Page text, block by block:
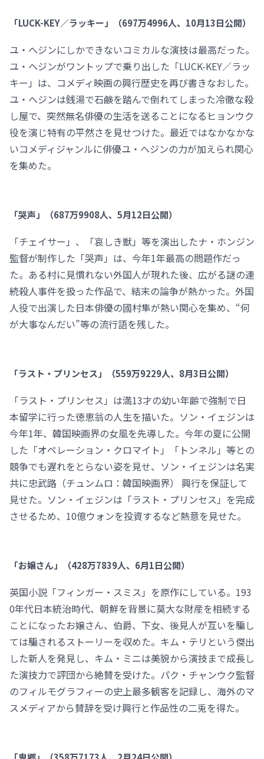
「LUCK-KEY／ラッキー」（697万4996人、10月13日公開）
ユ・ヘジンにしかできないコミカルな演技は最高だった。
ユ・ヘジンがワントップで乗り出した「LUCK-KEY／ラッ
キー」は、コメディ映画の興行歴史を再び書きなおした。
ユ・ヘジンは銭湯で石鹸を踏んで倒れてしまった冷徹な殺
し屋で、突然無名俳優の生活を送ることになるヒョンウク
役を演じ特有の平然さを見せつけた。最近ではなかなかな
いコメディジャンルに俳優ユ・ヘジンの力が加えられ関心
を集めた。
「哭声」（687万9908人、5月12日公開）
「チェイサー」、「哀しき獣」等を演出したナ・ホンジン
監督が制作した「哭声」は、今年1年最高の問題作だっ
た。ある村に見慣れない外国人が現れた後、広がる謎の連
続殺人事件を扱った作品で、結末の論争が熱かった。外国
人役で出演した日本俳優の國村隼が熱い関心を集め、“何
が大事なんだい”等の流行語を残した。
「ラスト・プリンセス」（559万9229人、8月3日公開）
「ラスト・プリンセス」は満13才の幼い年齢で強制で日
本留学に行った徳恵翁の人生を描いた。ソン・イェジンは
今年1年、韓国映画界の女風を先導した。今年の夏に公開
した「オペレーション・クロマイト」「トンネル」等との
競争でも遅れをとらない姿を見せ、ソン・イェジンは名実
共に忠武路（チュンムロ：韓国映画界） 興行を保証して
見せた。ソン・イェジンは「ラスト・プリンセス」を完成
させるため、10億ウォンを投資するなど熱意を見せた。
「お嬢さん」（428万7839人、6月1日公開）
英国小説「フィンガー・スミス」を原作にしている。193
0年代日本統治時代、朝鮮を背景に莫大な財産を相続する
ことになったお嬢さん、伯爵、下女、後見人が互いを騙し
ては騙されるストーリーを収めた。キム・テリという傑出
した新人を発見し、キム・ミニは美貌から演技まで成長し
た演技力で評団から絶賛を受けた。パク・チャンウク監督
のフィルモグラフィーの史上最多観客を記録し、海外のマ
スメディアから賛辞を受け興行と作品性の二兎を得た。